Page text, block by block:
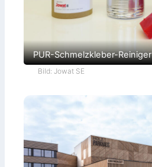
PUR-Schmelzkleber-Reiniger
Bild: Jowat SE